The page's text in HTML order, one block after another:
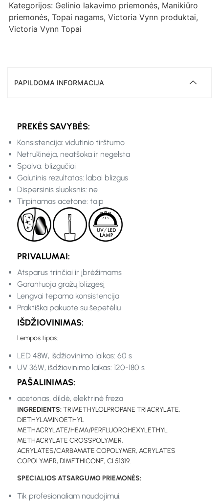
Kategorijos: Gelinio lakavimo priemonės, Manikiūro
priemonės, Topai nagams, Victoria Vynn produktai,
Victoria Vynn Topai
PAPILDOMA INFORMACIJA
PREKĖS SAVYBĖS:
Konsistencija: vidutinio tirštumo
Netrūkinėja, neatšoka ir negelsta
Spalva: blizgučiai
Galutinis rezultatas: labai blizgus
Dispersinis sluoksnis: ne
Tirpinamas acetone: taip
PRIVALUMAI:
Atsparus trinčiai ir įbrėžimams
Garantuoja gražų blizgesį
Lengvai tepama konsistencija
Praktiška pakuotė su šepetėliu
IŠDŽIOVINIMAS:
Lempos tipas:
LED 48W, išdžiovinimo laikas: 60 s
UV 36W, išdžiovinimo laikas: 120-180 s
PAŠALINIMAS:
acetonas, dildė, elektrinė freza
INGREDIENTS:TRIMETHYLOLPROPANE TRIACRYLATE,
DIETHYLAMINOETHYL
METHACRYLATE/HEMA/PERFLUOROHEXYLETHYL
METHACRYLATE CROSSPOLYMER,
ACRYLATES/CARBAMATE COPOLYMER, ACRYLATES
COPOLYMER, DIMETHICONE, CI 51319.
SPECIALIOS ATSARGUMO PRIEMONĖS:
Tik profesionaliam naudojimui.